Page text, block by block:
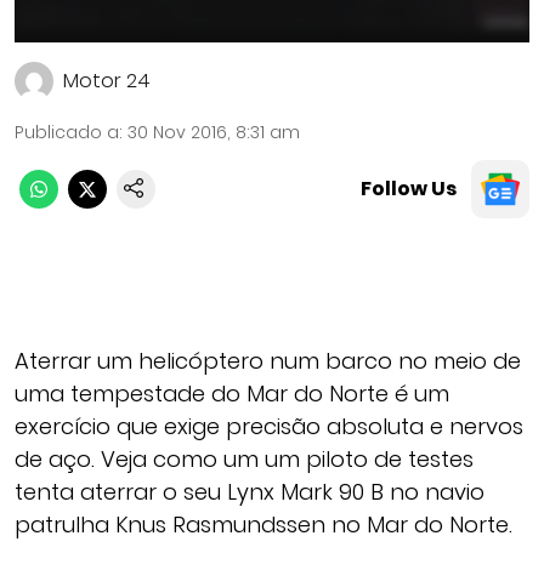
Motor 24
Publicado a: 30 Nov 2016, 8:31 am
Follow Us
Aterrar um helicóptero num barco no meio de
uma tempestade do Mar do Norte é um
exercício que exige precisão absoluta e nervos
de aço. Veja como um um piloto de testes
tenta aterrar o seu Lynx Mark 90 B no navio
patrulha Knus Rasmundssen no Mar do Norte.